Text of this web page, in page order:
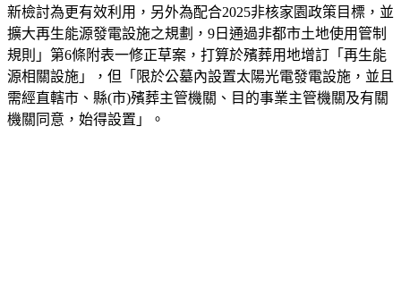
新檢討為更有效利用，另外為配合2025非核家園政策目標，並
擴大再生能源發電設施之規劃，9日通過非都市土地使用管制
規則」第6條附表一修正草案，打算於殯葬用地增訂「再生能
源相關設施」，但「限於公墓內設置太陽光電發電設施，並且
需經直轄市、縣(市)殯葬主管機關、目的事業主管機關及有關
機關同意，始得設置」。